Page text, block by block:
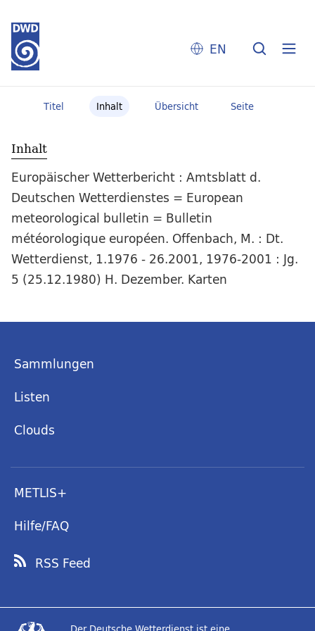
EN
Titel Inhalt Übersicht Seite
Inhalt
Europäischer Wetterbericht : Amtsblatt d.
Deutschen Wetterdienstes = European
meteorological bulletin = Bulletin
météorologique européen. Offenbach, M. : Dt.
Wetterdienst, 1.1976 - 26.2001, 1976-2001 : Jg.
5 (25.12.1980) H. Dezember. Karten
Sammlungen
Listen
Clouds
METLIS+
Hilfe/FAQ
RSS Feed